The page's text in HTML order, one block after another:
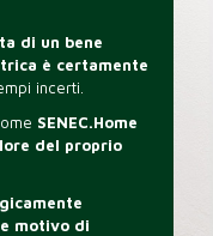
di un bene
è certamente
incerti.
SENEC.Home
del proprio
motivo di